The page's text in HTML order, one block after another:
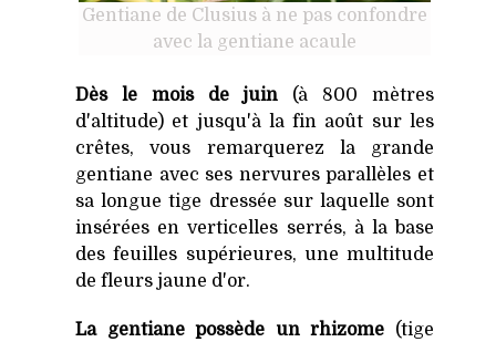
Gentiane de Clusius à ne pas confondre
avec la gentiane acaule
Dès le mois de juin (à 800 mètres
d'altitude) et jusqu'à la fin août sur les
crêtes, vous remarquerez la grande
gentiane avec ses nervures parallèles et
sa longue tige dressée sur laquelle sont
insérées en verticelles serrés, à la base
des feuilles supérieures, une multitude
de fleurs jaune d'or.
La gentiane possède un rhizome (tige